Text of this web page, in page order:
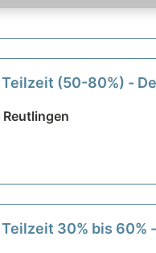
(50-80%) -
30% bis 60%